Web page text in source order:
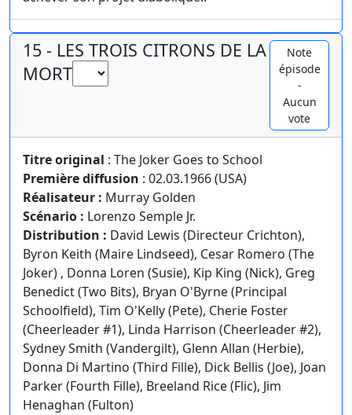
15 - LES TROIS CITRONS DE LA
MORT
Note
épisode
-
Aucun
vote
Titre original : The Joker Goes to School
Première diffusion : 02.03.1966 (USA)
Réalisateur : Murray Golden
Scénario : Lorenzo Semple Jr.
Distribution : David Lewis (Directeur Crichton),
Byron Keith (Maire Lindseed), Cesar Romero (The
Joker) , Donna Loren (Susie), Kip King (Nick), Greg
Benedict (Two Bits), Bryan O'Byrne (Principal
Schoolfield), Tim O'Kelly (Pete), Cherie Foster
(Cheerleader #1), Linda Harrison (Cheerleader #2),
Sydney Smith (Vandergilt), Glenn Allan (Herbie),
Donna Di Martino (Third Fille), Dick Bellis (Joe), Joan
Parker (Fourth Fille), Breeland Rice (Flic), Jim
Henaghan (Fulton)